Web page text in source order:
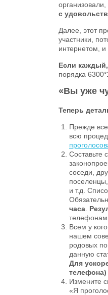
с
Далее, этот
участники,
интернетом, и
Если
порядка
«Вы уже
Теперь
Прежде
всю
Составьте
соседи,
и т.д.
часа
Всем у
нашем
родовых
данную
Для
Измените
«Я